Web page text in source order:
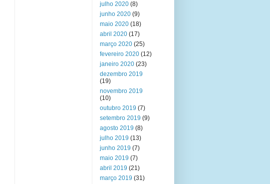
julho 2020 (8)
junho 2020 (9)
maio 2020 (18)
abril 2020 (17)
março 2020 (25)
fevereiro 2020 (12)
janeiro 2020 (23)
dezembro 2019
(19)
novembro 2019
(10)
outubro 2019 (7)
setembro 2019 (9)
agosto 2019 (8)
julho 2019 (13)
junho 2019 (7)
maio 2019 (7)
abril 2019 (21)
março 2019 (31)